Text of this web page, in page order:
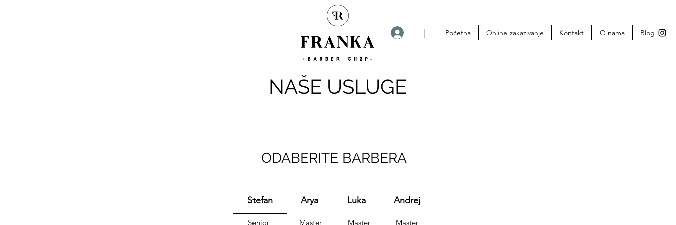
Početna Online zakazivanje Kontakt O nama Blog
|
NAŠE USLUGE
ODABERITE BARBERA
Stefan Arya Luka Andrej
Master
Master
Senior Master